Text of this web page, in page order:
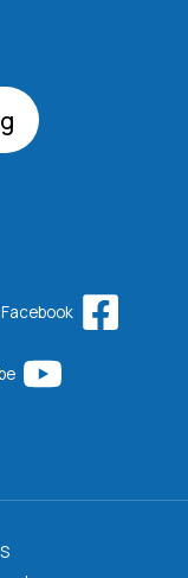
Facebook